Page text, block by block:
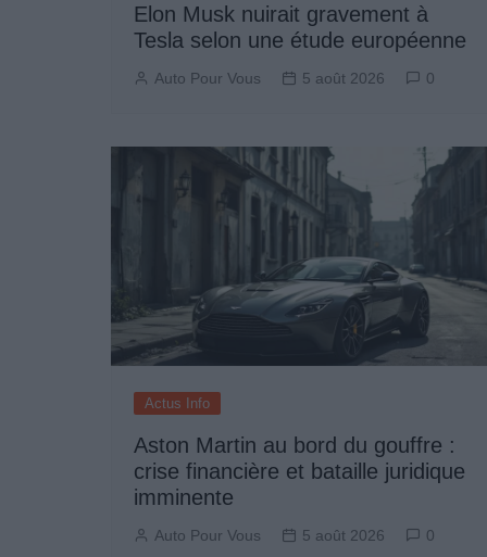
Elon Musk nuirait gravement à
Tesla selon une étude européenne
Auto Pour Vous 5 août 2026 0
Actus Info
Aston Martin au bord du gouffre :
crise financière et bataille juridique
imminente
Auto Pour Vous 5 août 2026 0